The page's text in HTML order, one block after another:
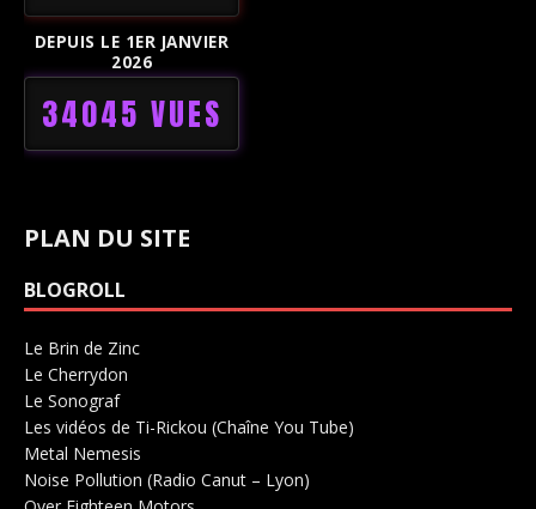
DEPUIS LE 1ER JANVIER
2026
34045 VUES
PLAN DU SITE
BLOGROLL
Le Brin de Zinc
Le Cherrydon
Le SonografSalle de concerts 0
Les vidéos de Ti-Rickou (Chaîne You Tube)
Metal Nemesis
Noise Pollution (Radio Canut – Lyon)